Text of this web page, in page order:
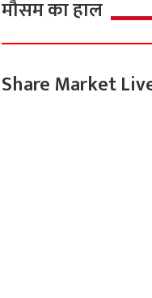
मौसम का हाल
Share Market